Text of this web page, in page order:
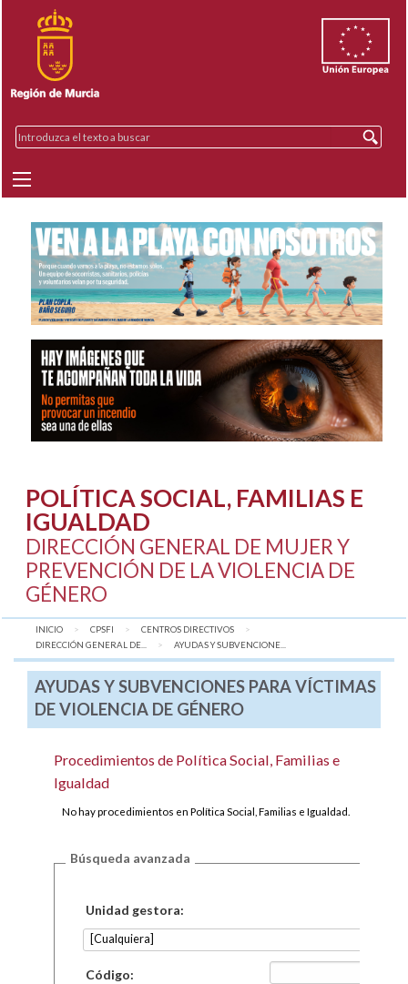
POLÍTICA SOCIAL, FAMILIAS E
IGUALDAD
DIRECCIÓN GENERAL DE MUJER Y
PREVENCIÓN DE LA VIOLENCIA DE
GÉNERO
INICIO CPSFI
CENTROS DIRECTIVOS
DIRECCIÓN GENERAL DE...
AQUÍ:
AYUDAS Y SUBVENCIONE...
AYUDAS Y SUBVENCIONES PARA VÍCTIMAS
DE VIOLENCIA DE GÉNERO
Procedimientos de Política Social, Familias e
Igualdad
No hay procedimientos en Política Social, Familias e Igualdad.
Búsqueda avanzada
Unidad gestora:
Código: